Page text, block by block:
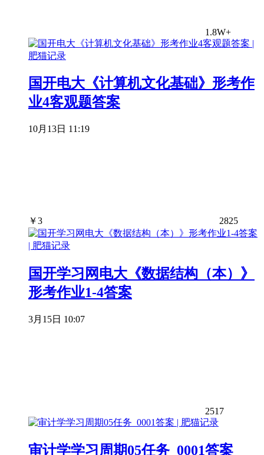
1.8W+
国开电大《计算机文化基础》形考作
业4客观题答案
10月13日 11:19
￥3 2825
国开学习网电大《数据结构（本）》
形考作业1-4答案
3月15日 10:07
2517
审计学学习周期05任务_0001答案